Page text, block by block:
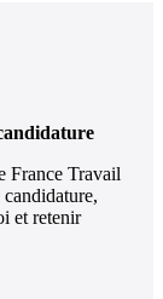
France Travail
et retenir